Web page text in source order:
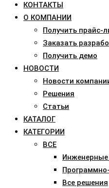
КОНТАКТЫ
О КОМПАНИИ
Получить прайс-
Заказать
Получить демо
НОВОСТИ
Новости
Решения
Статьи
КАТАЛОГ
КАТЕГОРИИ
ВСЕ
Все решения